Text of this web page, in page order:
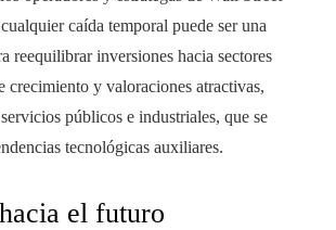
caída temporal puede ser una
reequilibrar inversiones hacia sectores
crecimiento y valoraciones atractivas,
públicos e industriales, que se
tecnológicas auxiliares.
el futuro